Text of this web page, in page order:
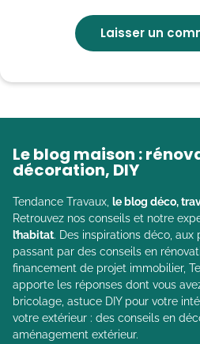
Le blog maison :
décoration, DIY
Tendance Travaux, le blog déco,
Retrouvez nos conseils et notre
l’habitat. Des inspirations déco,
passant par des conseils en
financement de projet immobilier,
apporte les réponses dont vous
bricolage, astuce DIY pour votre
votre extérieur : des conseils en
aménagement extérieur.